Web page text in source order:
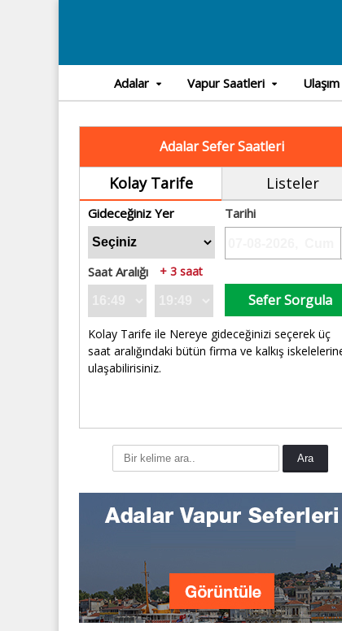
Adalar Vapur Saatleri Ulaşım
Adalar Sefer Saatleri
Kolay Tarife Listeler
Gideceğiniz Yer Tarihi
Saat Aralığı + 3 saat
Sefer Sorgula
Kolay Tarife ile Nereye gideceğinizi seçerek üç
saat aralığındaki bütün firma ve kalkış
ulaşabilirisiniz.